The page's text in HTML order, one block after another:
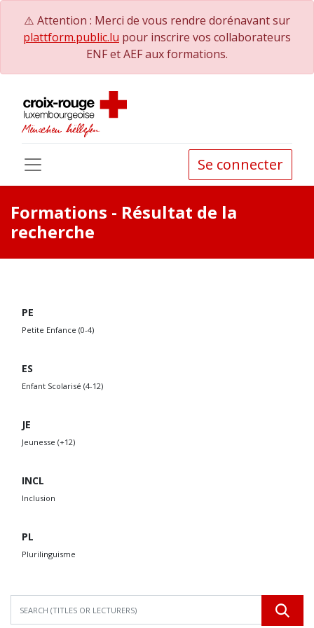
⚠️ Attention : Merci de vous rendre dorénavant sur
plattform.public.lu pour inscrire vos collaborateurs
ENF et AEF aux formations.
Se connecter
Formations - Résultat de la
recherche
PE
Petite Enfance (0-4)
ES
Enfant Scolarisé (4-12)
JE
Jeunesse (+12)
INCL
Inclusion
PL
Plurilinguisme